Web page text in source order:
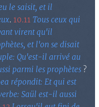
le saisit, et il
. 10.11 Tous ceux qui
virent qu'il
et l'on se disait
Qu'est-il arrivé au
parmi les prophètes ?
répondit: Et qui est
Saül est-il aussi